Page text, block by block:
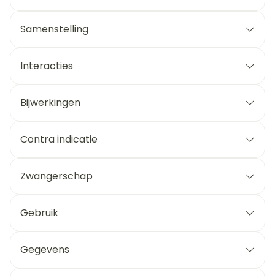
Samenstelling
Interacties
Bijwerkingen
Contra indicatie
Zwangerschap
Gebruik
Gegevens